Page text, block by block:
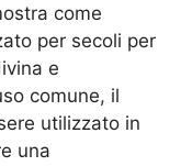
come
per secoli per
e
comune, il
utilizzato in
una